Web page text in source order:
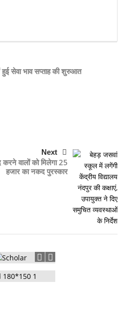
सेवा भाव सप्ताह की शुरुआत
Next
वालों को मिलेगा 25
हजार का नकद पुरस्कार